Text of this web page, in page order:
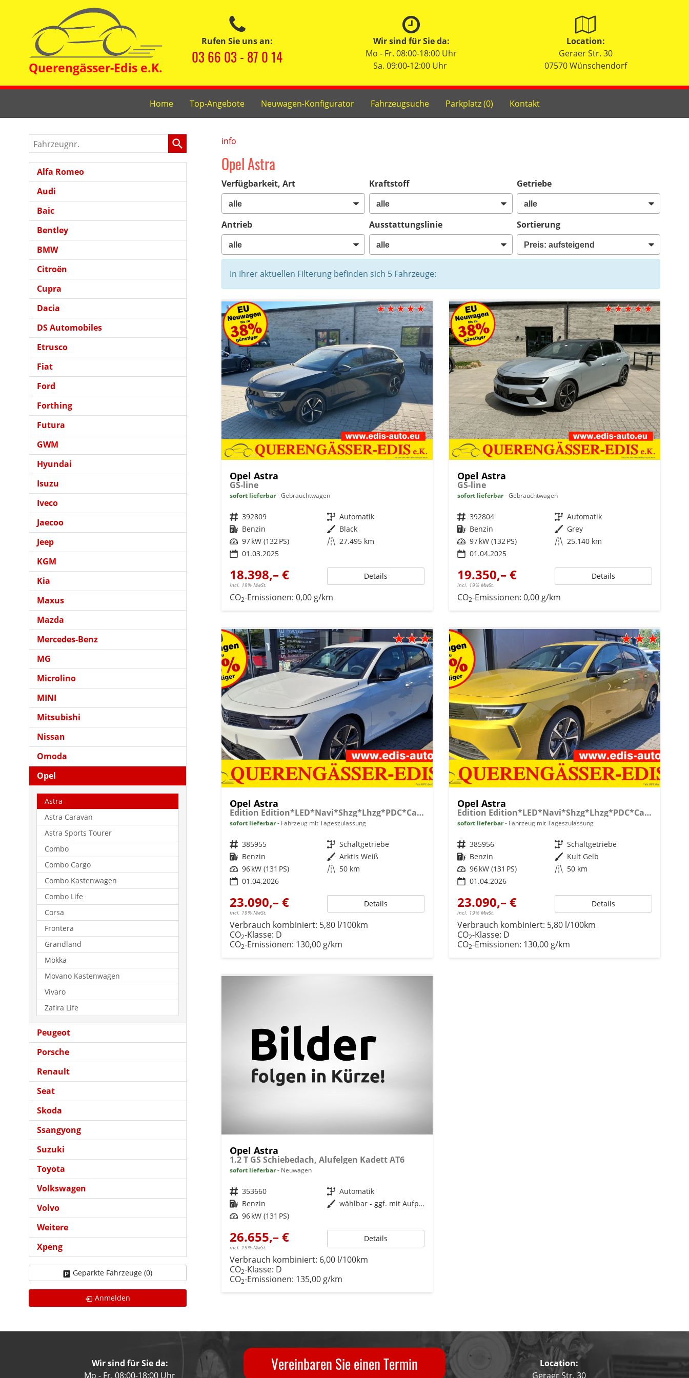
Rufen Sie uns an:
03 66 03 - 87 0 14
Wir sind für Sie da:
Mo - Fr. 08:00-18:00 Uhr
Sa. 09:00-12:00 Uhr
Location:
Geraer Str. 30
07570 Wünschendorf
Home Top-Angebote Neuwagen-Konfigurator Fahrzeugsuche Parkplatz (0) Kontakt
info
Opel Astra
Verfügbarkeit, Art Kraftstoff Getriebe
Antrieb Ausstattungslinie Sortierung
In Ihrer aktuellen Filterung befinden sich 5Fahrzeuge:
Opel Astra
GS-line
sofort lieferbar Gebrauchtwagen
Fahrzeugnr. 392809 Getriebe Automatik
Kraftstoff Benzin Außenfarbe Black
Leistung 97 kW (132 PS) Kilometerstand 27.495 km
01.03.2025
18.398,– €
incl. 19% MwSt.
Details
CO2-Emissionen: 0,00 g/km
Opel Astra
GS-line
sofort lieferbar Gebrauchtwagen
Fahrzeugnr. 392804 Getriebe Automatik
Kraftstoff Benzin Außenfarbe Grey
Leistung 97 kW (132 PS) Kilometerstand 25.140 km
01.04.2025
19.350,– €
incl. 19% MwSt.
Details
CO2-Emissionen: 0,00 g/km
Opel Astra
Edition Edition*LED*Navi*Shzg*Lhzg*PDC*Cam*17Zoll*
sofort lieferbar Fahrzeug mit Tageszulassung
Fahrzeugnr. 385955 Getriebe Schaltgetriebe
Kraftstoff Benzin Außenfarbe Arktis Weiß
Leistung 96 kW (131 PS) Kilometerstand 50 km
01.04.2026
23.090,– €
incl. 19% MwSt.
Details
Verbrauch kombiniert: 5,80 l/100km
CO2-Klasse: D
CO2-Emissionen: 130,00 g/km
Opel Astra
Edition Edition*LED*Navi*Shzg*Lhzg*PDC*Cam*17Zoll*
sofort lieferbar Fahrzeug mit Tageszulassung
Fahrzeugnr. 385956 Getriebe Schaltgetriebe
Kraftstoff Benzin Außenfarbe Kult Gelb
Leistung 96 kW (131 PS) Kilometerstand 50 km
01.04.2026
23.090,– €
incl. 19% MwSt.
Details
Verbrauch kombiniert: 5,80 l/100km
CO2-Klasse: D
CO2-Emissionen: 130,00 g/km
Opel Astra
1.2 T GS Schiebedach, Alufelgen Kadett AT6
sofort lieferbar Neuwagen
Fahrzeugnr. 353660 Getriebe Automatik
Kraftstoff Benzin Außenfarbe
wählbar - ggf. mit Aufpreis
Leistung 96 kW (131 PS)
26.655,– €
incl. 19% MwSt.
Details
Verbrauch kombiniert: 6,00 l/100km
CO2-Klasse: D
CO2-Emissionen: 135,00 g/km
Fahrzeugnr.
Alfa Romeo
Audi
Baic
Bentley
BMW
Citroën
Cupra
Dacia
DS Automobiles
Etrusco
Fiat
Ford
Forthing
Futura
GWM
Hyundai
Isuzu
Iveco
Jaecoo
Jeep
KGM
Kia
Maxus
Mazda
Mercedes-Benz
MG
Microlino
MINI
Mitsubishi
Nissan
Omoda
Opel
Astra
Astra Caravan
Astra Sports Tourer
Combo
Combo Cargo
Combo Kastenwagen
Combo Life
Corsa
Frontera
Grandland
Mokka
Movano Kastenwagen
Vivaro
Zafira Life
Peugeot
Porsche
Renault
Seat
Skoda
Ssangyong
Suzuki
Toyota
Volkswagen
Volvo
Weitere
Xpeng
Geparkte Fahrzeuge (0)
Anmelden
Wir sind für Sie da:
Mo - Fr. 08:00-18:00 Uhr
Vereinbaren Sie einen Termin
Location:
Geraer Str. 30